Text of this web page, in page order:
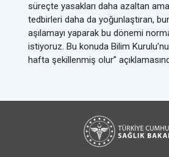
süreçte yasakları daha azaltan
tedbirleri daha da yoğunlaştıran,
aşılamayı yaparak bu dönemi
istiyoruz. Bu konuda Bilim
hafta şekillenmiş olur”